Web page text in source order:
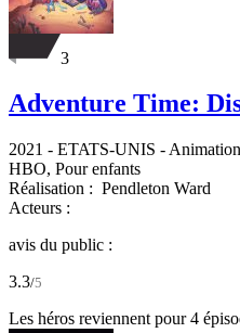
3
Adventure Time:
2021 - ETATS-UNIS -
HBO, Pour enfants
Réalisation : Pendleton Ward
Acteurs :
avis du public :
3.3/5
Les héros reviennent pour 4